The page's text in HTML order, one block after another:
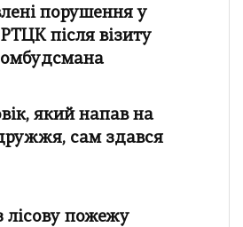
порушення у
після візиту
який напав на
сам здався
лісову пожежу